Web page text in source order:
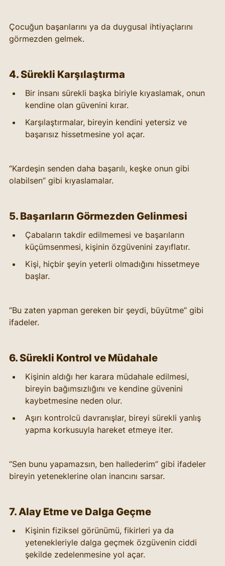
Çocuğun başarılarını ya da duygusal ihtiyaçlarını
görmezden gelmek.
4. Sürekli Karşılaştırma
Bir insanı sürekli başka biriyle kıyaslamak, onun
kendine olan güvenini kırar.
Karşılaştırmalar, bireyin kendini yetersiz ve
başarısız hissetmesine yol açar.
“Kardeşin senden daha başarılı, keşke onun gibi
olabilsen” gibi kıyaslamalar.
5. Başarıların Görmezden Gelinmesi
Çabaların takdir edilmemesi ve başarıların
küçümsenmesi, kişinin özgüvenini zayıflatır.
Kişi, hiçbir şeyin yeterli olmadığını hissetmeye
başlar.
“Bu zaten yapman gereken bir şeydi, büyütme” gibi
ifadeler.
6. Sürekli Kontrol ve Müdahale
Kişinin aldığı her karara müdahale edilmesi,
bireyin bağımsızlığını ve kendine güvenini
kaybetmesine neden olur.
Aşırı kontrolcü davranışlar, bireyi sürekli yanlış
yapma korkusuyla hareket etmeye iter.
“Sen bunu yapamazsın, ben hallederim” gibi ifadeler
bireyin yeteneklerine olan inancını sarsar.
7. Alay Etme ve Dalga Geçme
Kişinin fiziksel görünümü, fikirleri ya da
yetenekleriyle dalga geçmek özgüvenin ciddi
şekilde zedelenmesine yol açar.